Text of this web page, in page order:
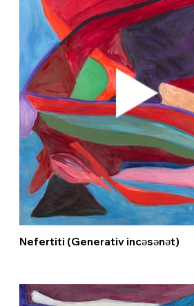
Nefertiti (Generativ incəsənət)